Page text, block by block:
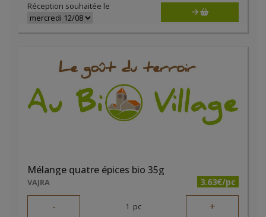
Réception souhaitée le
Mélange quatre épices bio 35g
VAJRA 3.63€/pc
- 1 pc +